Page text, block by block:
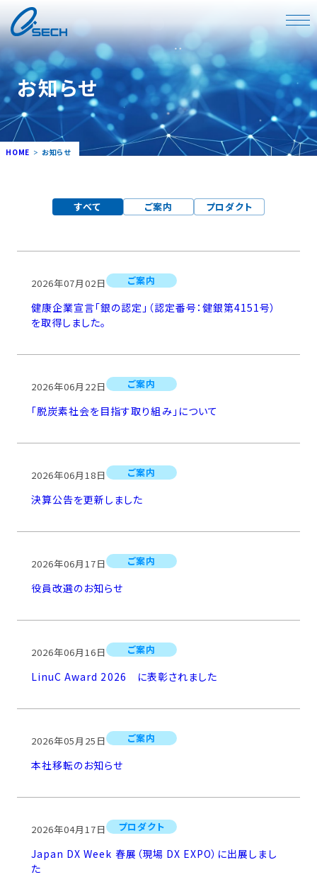
お知らせ
HOME お知らせ
すべて ご案内 プロダクト
2026年07月02日 ご案内
健康企業宣言「銀の認定」（認定番号：健銀第4151号）
を取得しました。
2026年06月22日 ご案内
「脱炭素社会を目指す取り組み」について
2026年06月18日 ご案内
決算公告を更新しました
2026年06月17日 ご案内
役員改選のお知らせ
2026年06月16日 ご案内
LinuC Award 2026 に表彰されました
2026年05月25日 ご案内
本社移転のお知らせ
2026年04月17日 プロダクト
Japan DX Week 春展（現場 DX EXPO）に出展しまし
た